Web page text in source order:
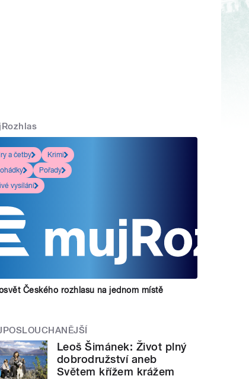
a četby
Krimi
Pořady
vysílání
Českého rozhlasu na jednom místě
Leoš Šimánek: Život plný
dobrodružství aneb
Světem křížem krážem